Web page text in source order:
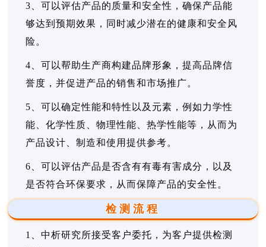
3、可以评估产品的质量和安全性，确保产品能
够达到预期效果，同时减少潜在的健康和安全风
险。
4、可以帮助生产商构建品牌形象，提高品牌信
誉度，并促进产品的销售和市场推广。
5、可以确定性能和特性以及元素，例如力学性
能、化学性质、物理性能、热学性能等，从而为
产品设计、制造和使用提供参考。
6、可以评估产品是否含有有毒有害成分，以及
是否符合环保要求，从而保障产品的安全性。
检测流程
1、中析研究所接受客户委托，为客户提供检测